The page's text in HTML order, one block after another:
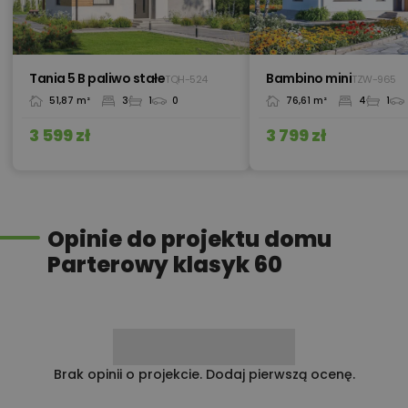
Pakiet umów i wniosków 450,00 zł
Pompa ciepła powietrze-woda 900,00 zł
Rabat 10% na zakupy w
Castorama
100,00 zł
Tania 5 B paliwo stałeTQH-524
51,87 m² 3 1 0
3 599 zł
Bambino miniTZW-965
76,61 m² 4 1
3 799 zł
Opinie do projektu domu
Parterowy klasyk 60
Brak opinii o projekcie. Dodaj pierwszą ocenę.